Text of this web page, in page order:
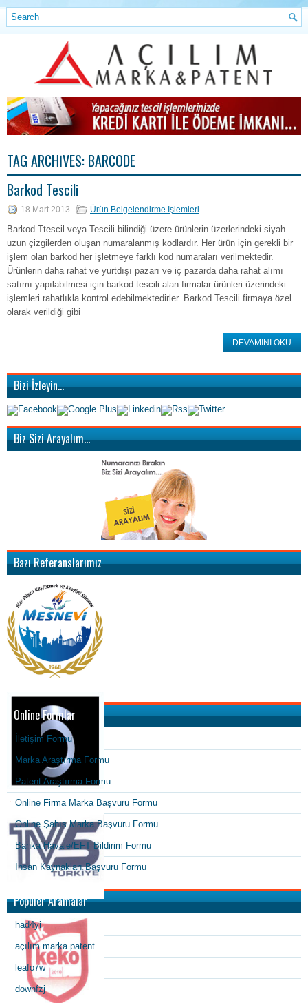
TAG ARCHIVES: BARCODE
Barkod Tescili
18 Mart 2013 Ürün Belgelendirme İşlemleri
Barkod Ttescil veya Tescili bilindiği üzere ürünlerin üzerlerindeki siyah
uzun çizgilerden oluşan numaralanmış kodlardır. Her ürün için gerekli bir
işlem olan barkod her işletmeye farklı kod numaraları verilmektedir.
Ürünlerin daha rahat ve yurtdışı pazarı ve iç pazarda daha rahat alımı
satımı yapılabilmesi için barkod tescili alan firmalar ürünleri üzerindeki
işlemleri rahatlıkla kontrol edebilmektedirler. Barkod Tescili firmaya özel
olarak verildiği gibi
DEVAMINI OKU
Bizi İzleyin…
Biz Sizi Arayalım…
Bazı Referanslarımız
Online Formlar
İletişim Formu
Marka Araştırma Formu
Patent Araştırma Formu
Online Firma Marka Başvuru Formu
Online Şahıs Marka Başvuru Formu
Banka Havale/EFT Bildirim Formu
İnsan Kaynakları Başvuru Formu
Popüler Aramalar
had4yi
açılım marka patent
leafo7w
downfzj